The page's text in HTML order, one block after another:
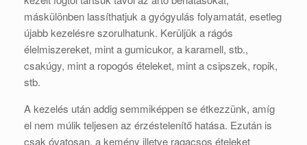
máskülönben lassíthatjuk a gyógyulás folyamatát, esetleg
újabb kezelésre szorulhatunk. Kerüljük a rágós
élelmiszereket, mint a gumicukor, a karamell, stb.,
csakúgy, mint a ropogós ételeket, mint a csipszek, ropik,
stb.
A kezelés után addig semmiképpen se étkezzünk, amíg
el nem múlik teljesen az érzéstelenítő hatása. Ezután is
csak óvatosan, a kemény illetve ragacsos ételeket